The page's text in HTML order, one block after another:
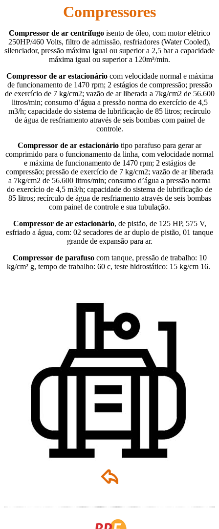
Compressores
Compressor de ar centrífugo isento de óleo, com motor elétrico
250HP/460 Volts, filtro de admissão, resfriadores (Water Cooled),
silenciador, pressão máxima igual ou superior a 2,5 bar a capacidade
máxima igual ou superior a 120m³/min.
Compressor de ar estacionáriocom velocidade normal e máxima
de funcionamento de 1470 rpm; 2 estágios de compressão; pressão
de exercício de 7 kg/cm2; vazão de ar liberada a 7kg/cm2 de 56.600
litros/min; consumo d’água a pressão norma do exercício de 4,5
m3/h; capacidade do sistema de lubrificação de 85 litros; recírculo
de água de resfriamento através de seis bombas com painel de
controle.
Compressor de ar estacionário tipo parafuso para gerar ar
comprimido para o funcionamento da linha, com velocidade normal
e máxima de funcionamento de 1470 rpm; 2 estágios de
compressão; pressão de exercício de 7 kg/cm2; vazão de ar liberada
a 7kg/cm2 de 56.600 litros/min; consumo d’água a pressão norma
do exercício de 4,5 m3/h; capacidade do sistema de lubrificação de
85 litros; recírculo de água de resfriamento através de seis bombas
com painel de controle e sua tubulação.
Compressor de ar estacionário, de pistão, de 125 HP, 575 V,
esfriado a água, com: 02 secadores de ar duplo de pistão, 01 tanque
grande de expansão para ar.
Compressor de parafusocom tanque, pressão de trabalho: 10
kg/cm² g, tempo de trabalho: 60 c, teste hidrostático: 15 kg/cm 16.